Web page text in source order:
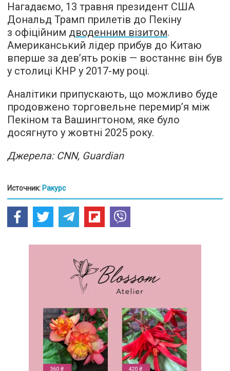
Нагадаємо, 13 травня президент США
Дональд Трамп прилетів до Пекіну
з офіційним дводенним візитом.
Американський лідер прибув до Китаю
вперше за дев’ять років — востаннє він був
у столиці КНР у 2017-му році.
Аналітики припускають, що можливо буде
продовжено торговельне перемир’я між
Пекіном та Вашингтоном, яке було
досягнуто у жовтні 2025 року.
Джерела: CNN, Guardian
Источник: Ракурс